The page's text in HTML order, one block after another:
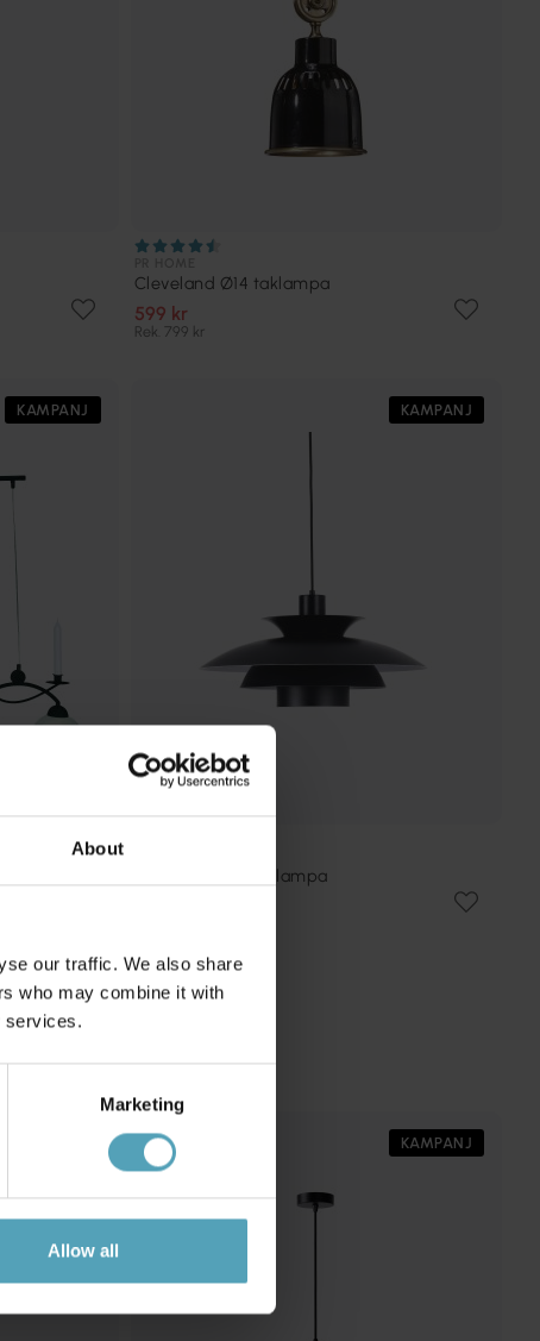
About
our traffic. We also share
who may combine it with
services.
Marketing
Allow all
Cleveland Ø14 taklampa
599 kr
Rek. 799 kr
KAMPANJ KAMPANJ
Stealth 2 Ø50 taklampa
KAMPANJ